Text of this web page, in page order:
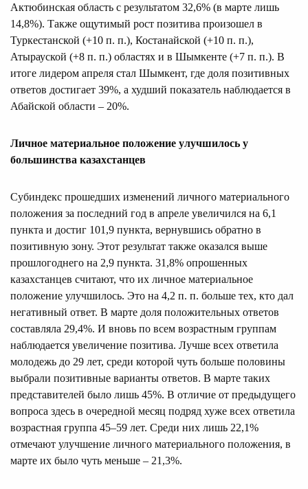
Актюбинская область с результатом 32,6% (в марте лишь
14,8%). Также ощутимый рост позитива произошел в
Туркестанской (+10 п. п.), Костанайской (+10 п. п.),
Атырауской (+8 п. п.) областях и в Шымкенте (+7 п. п.). В
итоге лидером апреля стал Шымкент, где доля позитивных
ответов достигает 39%, а худший показатель наблюдается в
Абайской области – 20%.
Личное материальное положение улучшилось у
большинства казахстанцев
Субиндекс прошедших изменений личного материального
положения за последний год в апреле увеличился на 6,1
пункта и достиг 101,9 пункта, вернувшись обратно в
позитивную зону. Этот результат также оказался выше
прошлогоднего на 2,9 пункта. 31,8% опрошенных
казахстанцев считают, что их личное материальное
положение улучшилось. Это на 4,2 п. п. больше тех, кто дал
негативный ответ. В марте доля положительных ответов
составляла 29,4%. И вновь по всем возрастным группам
наблюдается увеличение позитива. Лучше всех ответила
молодежь до 29 лет, среди которой чуть больше половины
выбрали позитивные варианты ответов. В марте таких
представителей было лишь 45%. В отличие от предыдущего
вопроса здесь в очередной месяц подряд хуже всех ответила
возрастная группа 45–59 лет. Среди них лишь 22,1%
отмечают улучшение личного материального положения, в
марте их было чуть меньше – 21,3%.